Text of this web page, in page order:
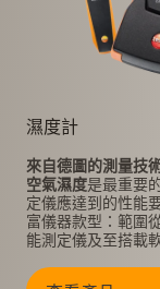
濕度計
來自德圖的測量技
空氣濕度是最重要
定儀應達到的性能
富儀器款型：範圍
能測定儀及至搭載